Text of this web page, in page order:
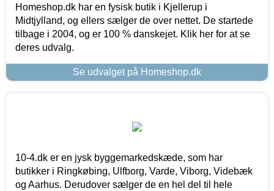
Homeshop.dk har en fysisk butik i Kjellerup i
Midtjylland, og ellers sælger de over nettet. De startede
tilbage i 2004, og er 100 % danskejet. Klik her for at se
deres udvalg.
Se udvalget på Homeshop.dk
10-4.dk er en jysk byggemarkedskæde, som har
butikker i Ringkøbing, Ulfborg, Varde, Viborg, Videbæk
og Aarhus. Derudover sælger de en hel del til hele